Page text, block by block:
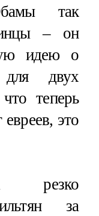
так
– он
идею о
для двух
теперь
это
резко
за